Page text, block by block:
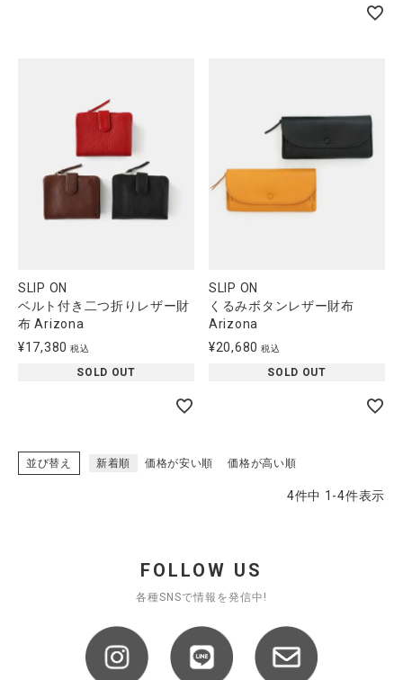
ご利用ガイド
SLIP ON
ベルト付き二つ折りレザー財
布 Arizona
¥17,380 税込
SOLD OUT
SLIP ON
くるみボタンレザー財布
Arizona
¥20,680 税込
SOLD OUT
並び替え 新着順 価格が安い順 価格が高い順
4件中 1 -4件表示
FOLLOW US
各種SNSで情報を発信中!